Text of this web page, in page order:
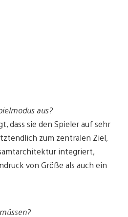
aus?
dass sie den Spieler auf sehr
zum zentralen Ziel,
integriert,
von Größe als auch ein